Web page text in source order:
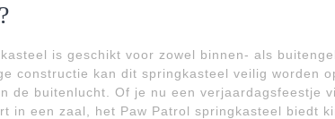
is geschikt voor zowel binnen- als
constructie kan dit springkasteel veilig worden
de buitenlucht. Of je nu een verjaardagsfeestje
in een zaal, het Paw Patrol springkasteel biedt